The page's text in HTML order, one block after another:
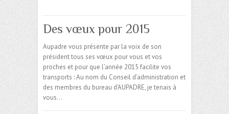
Des vœux pour 2015
Aupadre vous présente par la voix de son
président tous ses vœux pour vous et vos
proches et pour que l’année 2015 facilite vos
transports : Au nom du Conseil d’administration et
des membres du bureau d’AUPADRE, je tenais à
vous…